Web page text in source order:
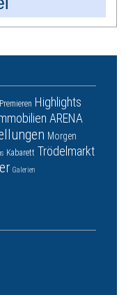
Premieren Highlights
ARENA
Morgen
Kabarett Trödelmarkt
Galerien